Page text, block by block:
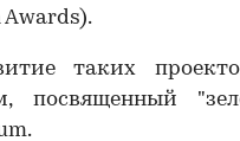
Awards).
таких